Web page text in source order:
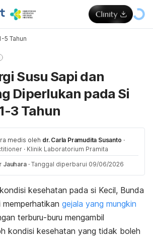
5 Tahun
Susu Sapi dan
Diperlukan pada Si
3 Tahun
medis oleh dr. Carla Pramudita Susanto ·
· Klinik Laboratorium Pramita
Jauhara · Tanggal diperbarui 09/06/2026
kesehatan pada si Kecil, Bunda
gejala yang mungkin
terburu-buru mengambil
kondisi kesehatan yang tidak boleh